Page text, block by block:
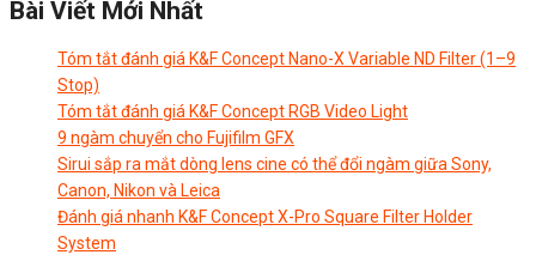
Bài Viết Mới Nhất
Tóm tắt đánh giá K&F Concept Nano-X Variable ND Filter (1–9
Stop)
Tóm tắt đánh giá K&F Concept RGB Video Light
9 ngàm chuyển cho Fujifilm GFX
Sirui sắp ra mắt dòng lens cine có thể đổi ngàm giữa Sony,
Canon, Nikon và Leica
Đánh giá nhanh K&F Concept X-Pro Square Filter Holder
System